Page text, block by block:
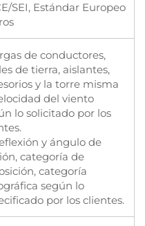
SEI, Estándar Europeo
de conductores,
de tierra, aislantes,
y la torre misma
del viento
lo solicitado por los
y ángulo de
categoría de
categoría
según lo
por los clientes.